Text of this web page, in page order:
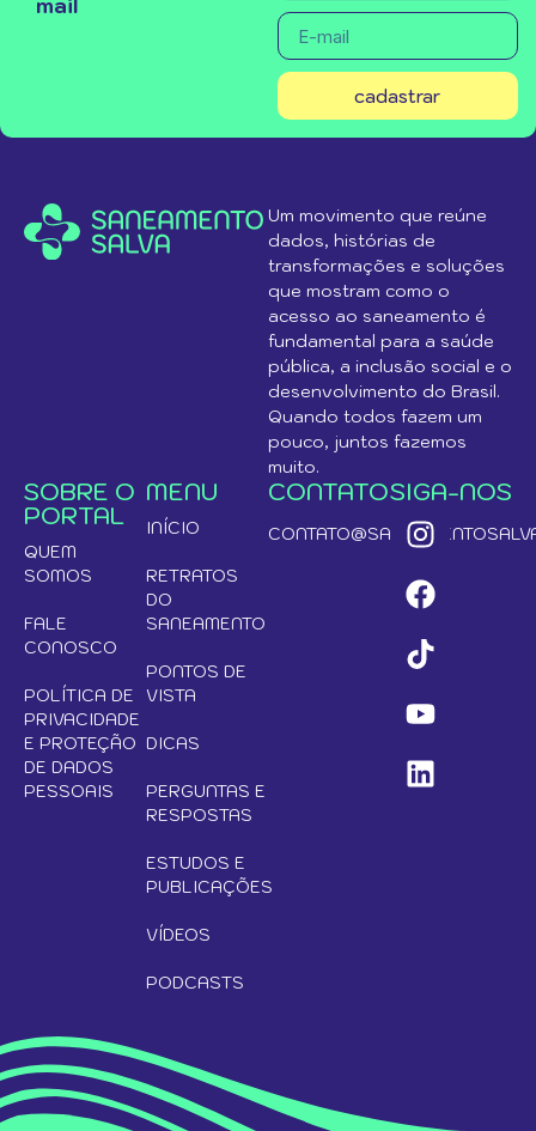
mail
cadastrar
Um movimento que reúne
dados, histórias de
transformações e soluções
que mostram como o
acesso ao saneamento é
fundamental para a saúde
pública, a inclusão social e o
desenvolvimento do Brasil.
Quando todos fazem um
pouco, juntos fazemos
muito.
SOBRE O
PORTAL
QUEM
SOMOS
FALE
CONOSCO
POLÍTICA DE
PRIVACIDADE
E PROTEÇÃO
DE DADOS
PESSOAIS
MENU
INÍCIO
RETRATOS
DO
SANEAMENTO
PONTOS DE
VISTA
DICAS
PERGUNTAS E
RESPOSTAS
ESTUDOS E
PUBLICAÇÕES
VÍDEOS
PODCASTS
CONTATOSIGA-NOS